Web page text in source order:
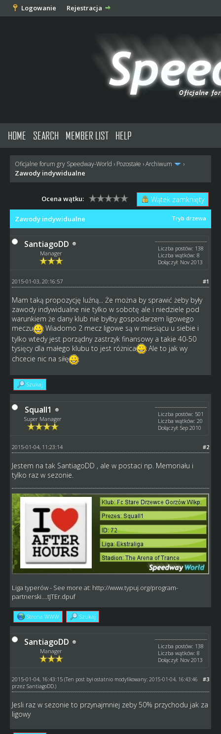
Logowanie Rejestracja
HOME SEARCH MEMBER LIST HELP
Oficjalne forum gry Speedway-World › Pozostałe ›Archiwum ›
Zawody indywidualne
Wątek zamknięty
Ocena wątku:
Tryb drzewa
Zawody indywidualne
SantiagoDD
Manager
Liczba postów: 138
Liczba wątków: 8
Dołączył: Nov 2013
#1
2015-01-03, 20:16:57
Mam taką propozycję luźną... Że można by sprawić żeby były
zawody indywidualne nie tylko w sobotę ale i niedziele pod
warunkiem że dany klub nie byłby gospodarzem ligowego
meczu
Wiadomo 2 mecz ligowe są w miesiącu u siebie i
tylko wtedy jest porządny zastrzyk finansowy a takie 40-50
tysięcy dla małego klubu to jest różnica
Ale to jak wy
chcecie nic na siłę
Szukaj
Squall1
Super Manager
Liczba postów: 501
Liczba wątków: 20
Dołączył: Sep 2010
#2
2015-01-04, 11:23:14
Jestem na tak SantiagoDD , ale w postaci np. Memoriału i
tylko raz w sezonie.
Liga typerów- See more at: http://www.typuj.org/program-
partnerski....tJTEr.dpuf
Strona WWW Szukaj
SantiagoDD
Manager
Liczba postów: 138
Liczba wątków: 8
Dołączył: Nov 2013
#3
2015-01-04, 16:43:15 (Ten post był ostatnio modyfikowany: 2015-01-04, 16:43:46
przez SantiagoDD.)
Jesli raz w sezonie to przynajmniej zeby 50% przychodu jak za
ligowy